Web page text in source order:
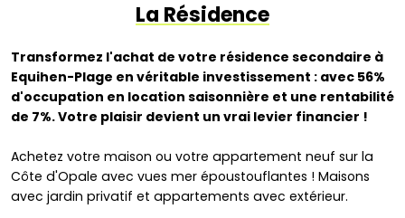
La Résidence
Transformez l'achat de votre résidence secondaire à
Equihen-Plage en véritable investissement : avec 56%
d'occupation en location saisonnière et une rentabilité
de 7%. Votre plaisir devient un vrai levier financier !
Achetez votre maison ou votre appartement neuf sur la
Côte d'Opale avec vues mer époustouflantes ! Maisons
avec jardin privatif et appartements avec extérieur.